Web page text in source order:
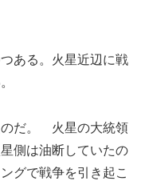
ある。火星近辺に戦
のだ。 火星の大統領
側は油断していたの
グで戦争を引き起こ